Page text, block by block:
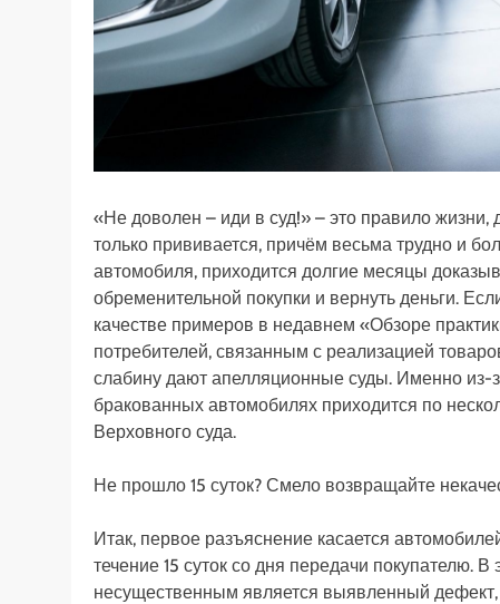
«Не доволен – иди в суд!» – это правило жизни,
только прививается, причём весьма трудно и
автомобиля, приходится долгие месяцы
обременительной покупки и вернуть деньги.
качестве примеров в недавнем «Обзоре
потребителей, связанным с реализацией
слабину дают апелляционные суды. Именно
бракованных автомобилях приходится по
Верховного суда.
Не прошло 15 суток? Смело возвращайте
Итак, первое разъяснение касается
течение 15 суток со дня передачи покупателю.
несущественным является выявленный